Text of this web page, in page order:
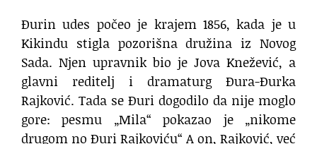
Đurin udes počeo je krajem 1856, kada je u
Kikindu stigla pozorišna družina iz Novog
Sada. Njen upravnik bio je Jova Knežević, a
glavni reditelj i dramaturg Đura-Đurka
Rajković. Tada se Đuri dogodilo da nije moglo
gore: pesmu „Mila“ pokazao je „nikome
drugom no Đuri Rajkoviću“ A on, Rajković, već